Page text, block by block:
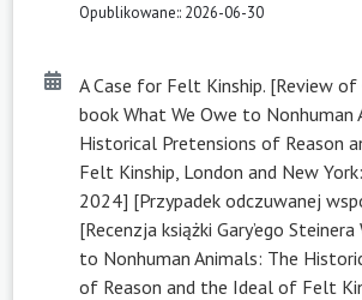
Opublikowane:: 2026-06-30
A Case for Felt Kinship. [Review of
book What We Owe to Nonhuman
Historical Pretensions of Reason
Felt Kinship, London and New
2024] [Przypadek odczuwanej
[Recenzja książki Gary’ego
to Nonhuman Animals: The
of Reason and the Ideal of Felt